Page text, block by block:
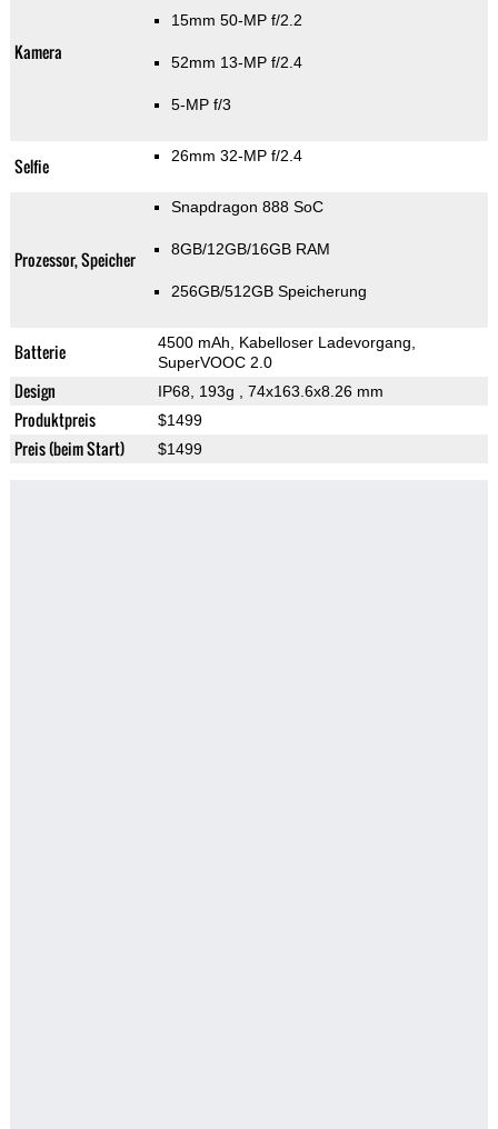
Kamera
15mm 50-MP f/2.2
52mm 13-MP f/2.4
5-MP f/3
Selfie 26mm 32-MP f/2.4
Prozessor, Speicher
Snapdragon 888 SoC
8GB/12GB/16GB RAM
256GB/512GB Speicherung
Batterie
4500 mAh, Kabelloser Ladevorgang,
SuperVOOC 2.0
Design IP68, 193g , 74x163.6x8.26 mm
Produktpreis $1499
Preis (beim Start) $1499